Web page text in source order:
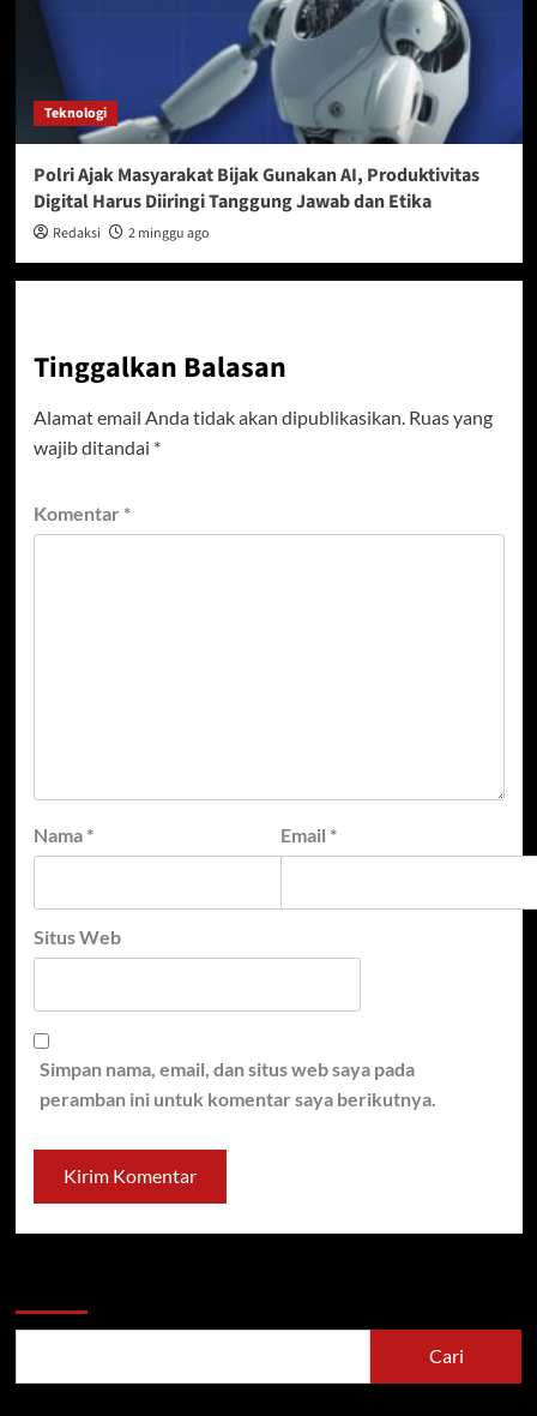
Teknologi
Polri Ajak Masyarakat Bijak Gunakan AI, Produktivitas
Digital Harus Diiringi Tanggung Jawab dan Etika
Redaksi 2 minggu ago
Tinggalkan Balasan
Alamat email Anda tidak akan dipublikasikan. Ruas yang
wajib ditandai *
Komentar *
Nama * Email *
Situs Web
Simpan nama, email, dan situs web saya pada
peramban ini untuk komentar saya berikutnya.
Cari